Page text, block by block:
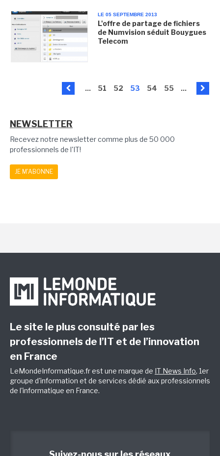
LE 05 SEPTEMBRE 2013
L'offre de partage de fichiers
de Numvision séduit Bouygues
Telecom
... 51 52 53 54 55 ...
NEWSLETTER
Recevez notre newsletter comme plus de 50 000
professionnels de l'IT!
JE M'ABONNE
Le site le plus consulté par les
professionnels de l’IT et de l’innovation
en France
LeMondeInformatique.fr est une marque de IT News Info, 1er
groupe d'information et de services dédié aux professionnels
de l'informatique en France.